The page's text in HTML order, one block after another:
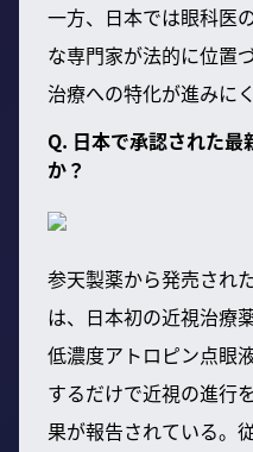
一方、日本では眼科医
な専門家が法的に位置
治療への特化が進みに
Q. 日本で承認された
か？
参天製薬から発売され
は、日本初の近視治療
低濃度アトロピン点眼
するだけで近視の進行
果が報告されている。